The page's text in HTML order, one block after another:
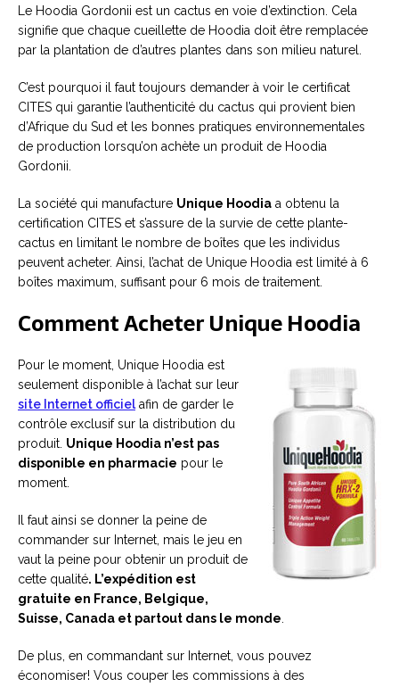
Le Hoodia Gordonii est un cactus en voie d’extinction. Cela
signifie que chaque cueillette de Hoodia doit être remplacée
par la plantation de d’autres plantes dans son milieu naturel.
C’est pourquoi il faut toujours demander à voir le certificat
CITES qui garantie l’authenticité du cactus qui provient bien
d’Afrique du Sud et les bonnes pratiques environnementales
de production lorsqu’on achète un produit de Hoodia
Gordonii.
La société qui manufacture Unique Hoodia a obtenu la
certification CITES et s’assure de la survie de cette plante-
cactus en limitant le nombre de boîtes que les individus
peuvent acheter. Ainsi, l’achat de Unique Hoodia est limité à 6
boîtes maximum, suffisant pour 6 mois de traitement.
Comment Acheter Unique Hoodia
Pour le moment, Unique Hoodia est
seulement disponible à l’achat sur leur
site Internet officielafin de garder le
contrôle exclusif sur la distribution du
produit. Unique Hoodia n’est pas
disponible en pharmacie pour le
moment.
Il faut ainsi se donner la peine de
commander sur Internet, mais le jeu en
vaut la peine pour obtenir un produit de
cette qualité. L’expédition est
gratuite en France, Belgique,
Suisse, Canada et partout dans le monde
De plus, en commandant sur Internet, vous pouvez
économiser! Vous couper les commissions à des